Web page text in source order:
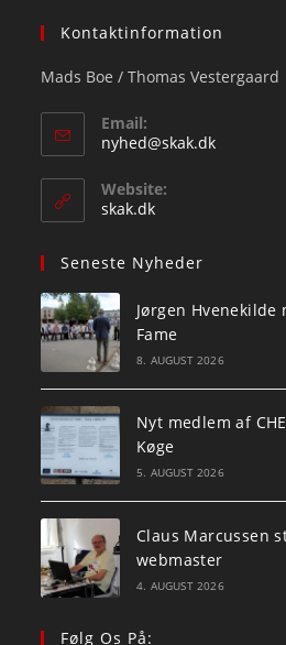
Kontaktinformation
Mads Boe / Thomas Vestergaard
Email:
nyhed@skak.dkOpens
Website:
skak.dk
Seneste Nyheder
Jørgen Hvenekilde
Fame
8. AUGUST 2026
Nyt medlem af
Køge
5. AUGUST 2026
Claus Marcussen
webmaster
4. AUGUST 2026
Følg Os På: